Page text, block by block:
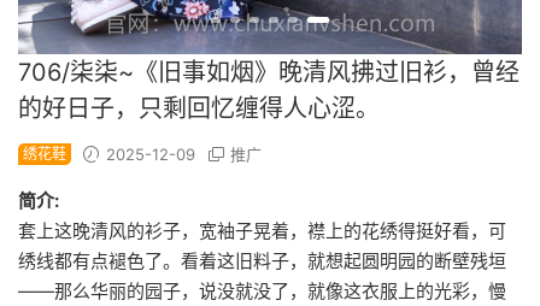
706/柒柒~《旧事如烟》晚清风拂过旧衫，曾经
的好日子，只剩回忆缠得人心涩。
绣花鞋 2025-12-09 推广
简介:
套上这晚清风的衫子，宽袖子晃着，襟上的花绣得挺好看，可
绣线都有点褪色了。看着这旧料子，就想起圆明园的断壁残垣
——那么华丽的园子，说没就没了，就像这衣服上的光彩，慢